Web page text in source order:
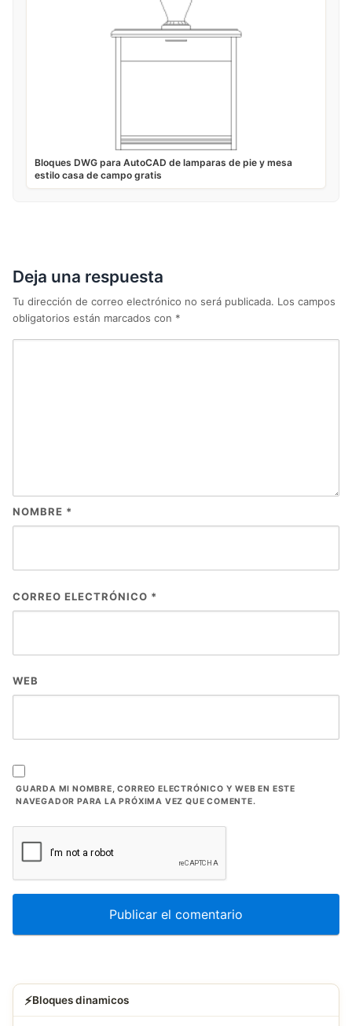
Bloques DWG para AutoCAD de lamparas de pie y mesa
estilo casa de campo gratis
Deja una respuesta
Tu dirección de correo electrónico no será publicada. Los campos
obligatorios están marcados con *
NOMBRE *
CORREO ELECTRÓNICO *
WEB
GUARDA MI NOMBRE, CORREO ELECTRÓNICO Y WEB EN ESTE
NAVEGADOR PARA LA PRÓXIMA VEZ QUE COMENTE.
⚡Bloques dinamicos